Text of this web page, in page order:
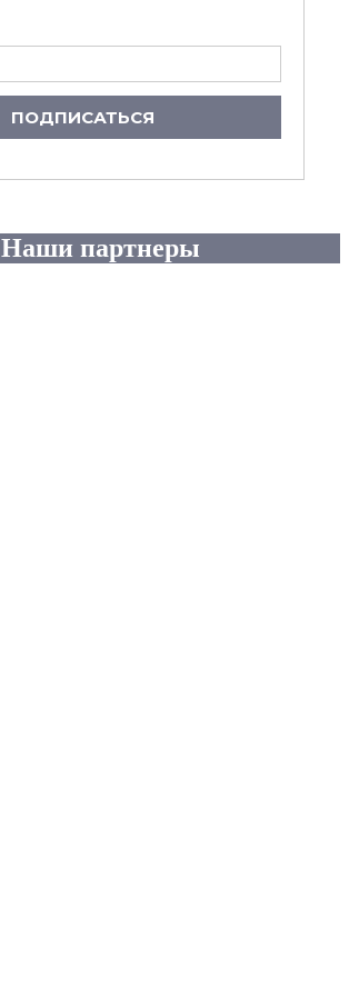
ПОДПИСАТЬСЯ
Наши партнеры